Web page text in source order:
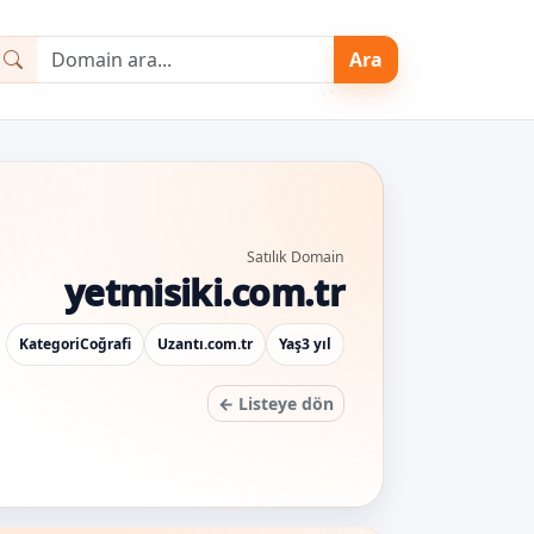
Ara
Satılık Domain
yetmisiki.com.tr
KategoriCoğrafi Uzantı.com.tr Yaş3 yıl
← Listeye dön